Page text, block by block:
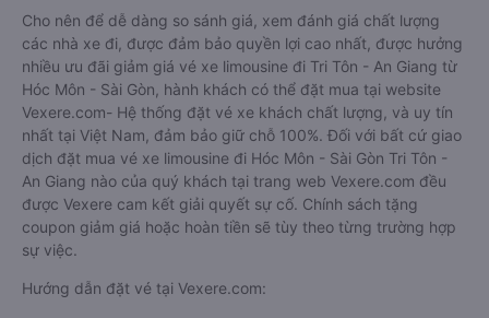
Cho nên để dễ dàng so sánh giá, xem đánh giá chất lượng
các nhà xe đi, được đảm bảo quyền lợi cao nhất, được hưởng
nhiều ưu đãi giảm giá vé xe limousine đi Tri Tôn - An Giang từ
Hóc Môn - Sài Gòn, hành khách có thể đặt mua tại website
Vexere.com- Hệ thống đặt vé xe khách chất lượng, và uy tín
nhất tại Việt Nam, đảm bảo giữ chỗ 100%. Đối với bất cứ giao
dịch đặt mua vé xe limousine đi Hóc Môn - Sài Gòn Tri Tôn -
An Giang nào của quý khách tại trang web Vexere.com đều
được Vexere cam kết giải quyết sự cố. Chính sách tặng
coupon giảm giá hoặc hoàn tiền sẽ tùy theo từng trường hợp
sự việc.
Hướng dẫn đặt vé tại Vexere.com: